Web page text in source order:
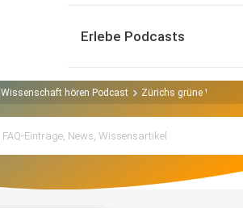
Erlebe Podcasts
Wissenschaft hören Podcast Zürichs grüne